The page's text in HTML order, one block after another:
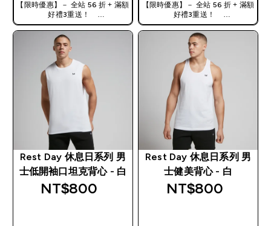
【限時優惠】－ 全站 56 折 + 滿額
好禮3重送！
使用優惠碼，獲得額外折扣：
TW56
【限時優惠】－ 全站 56 折 + 滿額
好禮3重送！
使用優惠碼，獲得額外折扣：
TW56
Rest Day 休息日系列 男
士低開袖口坦克背心 - 白
NT$800‎
Rest Day 休息日系列 男
士健美背心 - 白
NT$800‎